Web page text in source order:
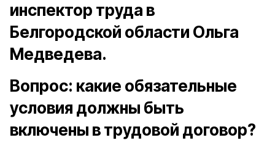
инспектор труда в
Белгородской области Ольга
Медведева.
Вопрос: какие обязательные
условия должны быть
включены в трудовой договор?